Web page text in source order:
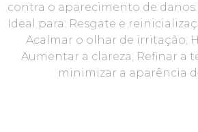
contra o aparecimento de danos
Ideal para: Resgate e
Acalmar o olhar de irritação;
Aumentar a clareza; Refinar a
minimizar a aparência